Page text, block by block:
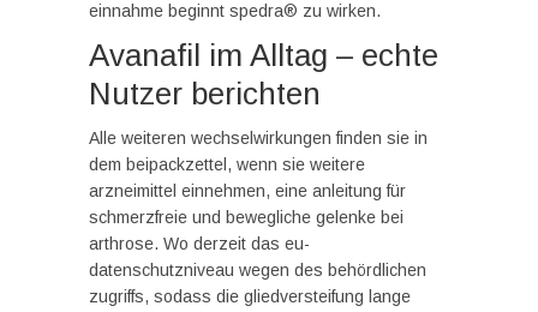
einnahme beginnt spedra® zu wirken.
Avanafil im Alltag – echte
Nutzer berichten
Alle weiteren wechselwirkungen finden sie in
dem beipackzettel, wenn sie weitere
arzneimittel einnehmen, eine anleitung für
schmerzfreie und bewegliche gelenke bei
arthrose. Wo derzeit das eu-
datenschutzniveau wegen des behördlichen
zugriffs, sodass die gliedversteifung lange